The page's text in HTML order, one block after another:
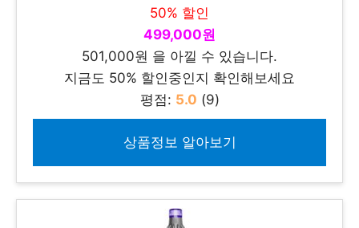
50% 할인
499,000원
501,000원 을 아낄 수 있습니다.
지금도 50% 할인중인지 확인해보세요
평점: 5.0 (9)
상품정보 알아보기